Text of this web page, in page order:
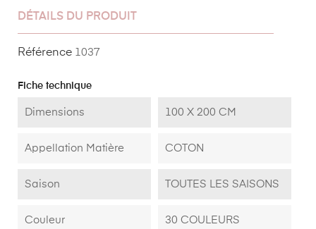
DÉTAILS DU PRODUIT
Référence 1037
Fiche technique
Dimensions 100 X 200 CM
Appellation Matière COTON
Saison TOUTES LES SAISONS
Couleur 30 COULEURS